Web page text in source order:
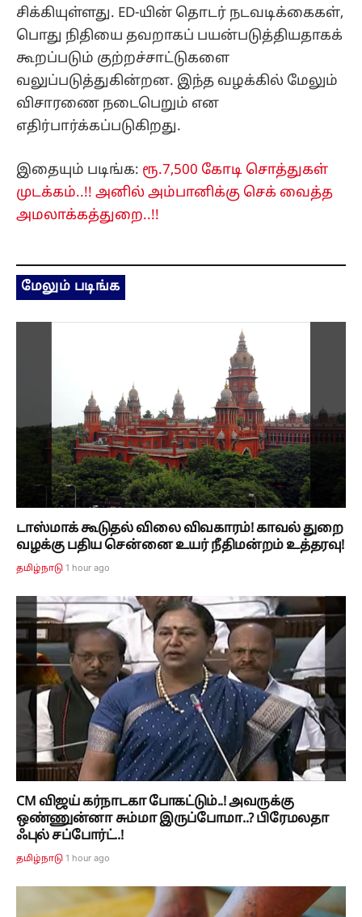
சிக்கியுள்ளது. ED-யின் தொடர் நடவடிக்கைகள்,
பொது நிதியை தவறாகப் பயன்படுத்தியதாகக்
கூறப்படும் குற்றச்சாட்டுகளை
வலுப்படுத்துகின்றன. இந்த வழக்கில் மேலும்
விசாரணை நடைபெறும் என
எதிர்பார்க்கப்படுகிறது.
இதையும் படிங்க: ரூ.7,500 கோடி சொத்துகள்
முடக்கம்..!! அனில் அம்பானிக்கு செக் வைத்த
அமலாக்கத்துறை..!!
மேலும் படிங்க
டாஸ்மாக் கூடுதல் விலை விவகாரம்! காவல் துறை
வழக்கு பதிய சென்னை உயர் நீதிமன்றம் உத்தரவு!
தமிழ்நாடு 1 hour ago
CM விஜய் கர்நாடகா போகட்டும்..! அவருக்கு
ஒண்ணுன்னா சும்மா இருப்போமா..? பிரேமலதா
ஃபுல் சப்போர்ட்..!
தமிழ்நாடு 1 hour ago